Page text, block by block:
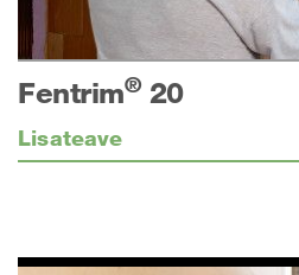
Fentrim®20
Lisateave